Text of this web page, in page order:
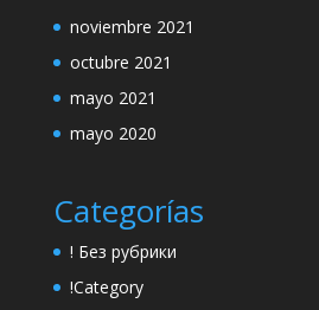
noviembre 2021
octubre 2021
mayo 2021
mayo 2020
Categorías
! Без рубрики
!Category